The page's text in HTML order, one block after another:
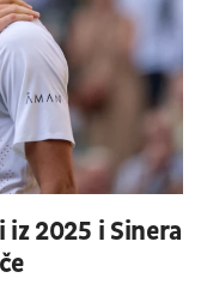
2025 i Sinera